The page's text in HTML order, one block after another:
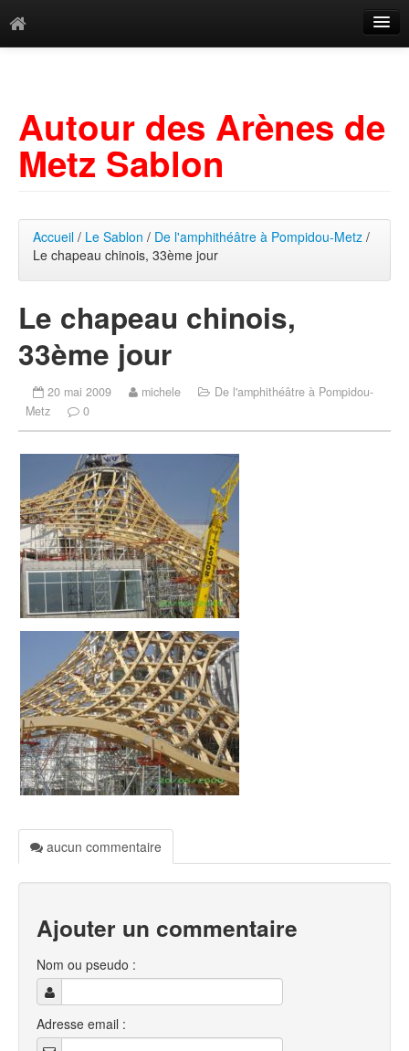
Mots-clés
Autour des Arènes de
Metz Sablon
Accueil / Le Sablon / De l'amphithéâtre à Pompidou-Metz /
Le chapeau chinois, 33ème jour
Le chapeau chinois,
33ème jour
20 mai 2009 michele
De l'amphithéâtre à Pompidou-
Metz
0
aucun commentaire
Ajouter un commentaire
Nom ou pseudo :
Adresse email :